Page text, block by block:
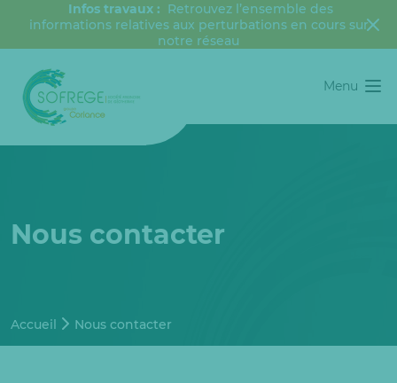
Infos travaux : Retrouvez l’ensemble des
informations relatives aux perturbations en cours sur
notre réseau
Menu
Nous contacter
Accueil Nous contacter